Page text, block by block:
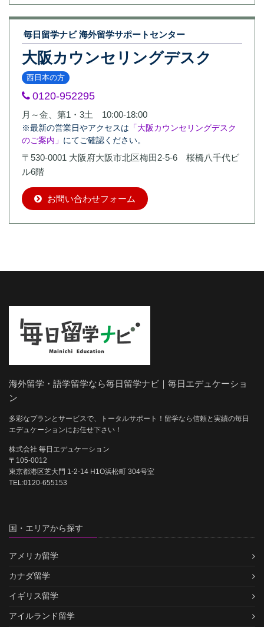
毎日留学ナビ 海外留学サポートセンター
大阪カウンセリングデスク
西日本の方
0120-952295
月～金、第1・3土 10:00-18:00
※最新の営業日やアクセスは 「大阪カウンセリングデスク
のご案内」 にてご確認ください。
〒530-0001 大阪府大阪市北区梅田2-5-6 桜橋八千代ビ
ル6階
お問い合わせフォーム
海外留学・語学留学なら毎日留学ナビ｜毎日エデュケーショ
ン
多彩なプランとサービスで、トータルサポート！留学なら信頼と実績の毎日
エデュケーションにお任せ下さい！
株式会社 毎日エデュケーション
〒105-0012
東京都港区芝大門 1-2-14 H1O浜松町 304号室
TEL:0120-655153
国・エリアから探す
アメリカ留学
カナダ留学
イギリス留学
アイルランド留学